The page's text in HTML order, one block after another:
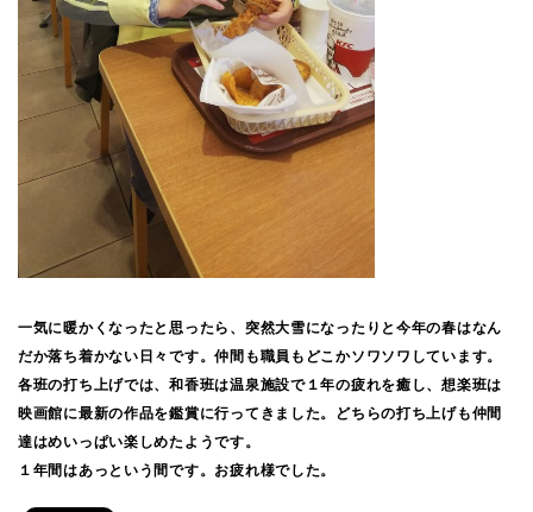
一気に暖かくなったと思ったら、突然大雪になったりと今年の春はなん
だか落ち着かない日々です。仲間も職員もどこかソワソワしています。
各班の打ち上げでは、和香班は温泉施設で１年の疲れを癒し、想楽班は
映画館に最新の作品を鑑賞に行ってきました。どちらの打ち上げも仲間
達はめいっぱい楽しめたようです。
１年間はあっという間です。お疲れ様でした。